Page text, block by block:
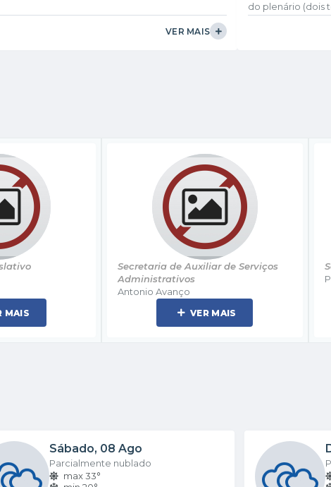
de dados. A partir de agora, todos os
precisarão reforçar a segurança dos dados
VER MAIS
do plenário (dois
de Iniciativa
de Serviços
MAIS
Secretaria de Controle Interno
Paulo Salvador
VER MAIS
Sábado 08 Ago
Parcialmente nublado
max 33°